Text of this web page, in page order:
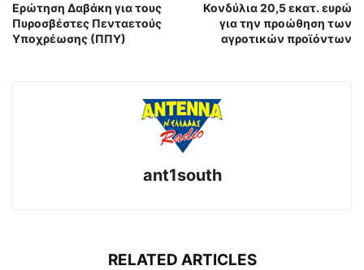
Ερώτηση Δαβάκη για τους
Πυροσβέστες Πενταετούς
Υποχρέωσης (ΠΠΥ)
Κονδύλια 20,5 εκατ. ευρώ
για την προώθηση των
αγροτικών προϊόντων
ant1south
RELATED ARTICLES